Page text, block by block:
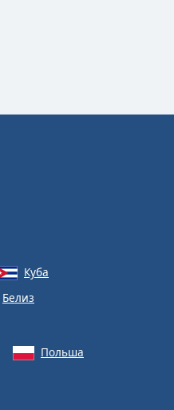
Куба
Белиз
Польша